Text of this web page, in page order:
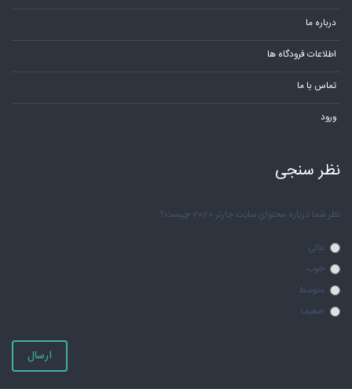
درباره ما
اطلاعات فرودگاه ها
تماس با ما
ورود
نظر سنجی
نظر شما درباره محتوای سایت چارتر 2020 چیست؟
عالی
خوب
متوسط
ضعیف
ارسال